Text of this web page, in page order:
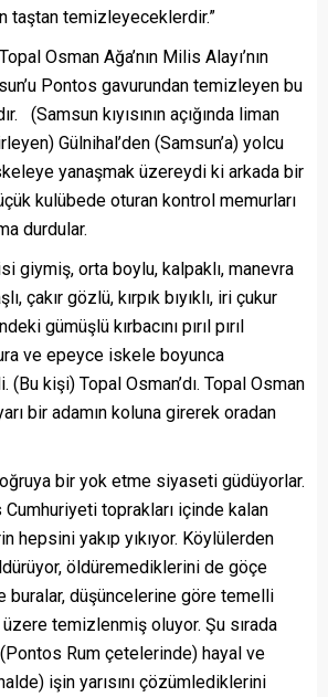
taştan temizleyeceklerdir.”
Osman Ağa’nın Milis Alayı’nın
Pontos gavurundan temizleyen bu
(Samsun kıyısının açığında liman
Gülnihal’den (Samsun’a) yolcu
yanaşmak üzereydi ki arkada bir
kulübede oturan kontrol memurları
durdular.
giymiş, orta boylu, kalpaklı, manevra
çakır gözlü, kırpık bıyıklı, iri çukur
gümüşlü kırbacını pırıl pırıl
ve epeyce iskele boyunca
kişi) Topal Osman’dı. Topal Osman
bir adamın koluna girerek oradan
bir yok etme siyaseti güdüyorlar.
toprakları içinde kalan
hepsini yakıp yıkıyor. Köylülerden
öldüremediklerini de göçe
buralar, düşüncelerine göre temelli
temizlenmiş oluyor. Şu sırada
Rum çetelerinde) hayal ve
işin yarısını çözümlediklerini